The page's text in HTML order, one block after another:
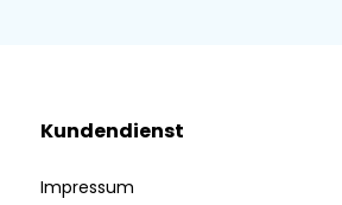
Kundendienst
Impressum